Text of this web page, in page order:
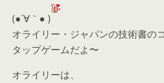
(●´∀｀● )
オライリー・ジャパンの技術書の
タップゲームだよ〜
オライリーは、